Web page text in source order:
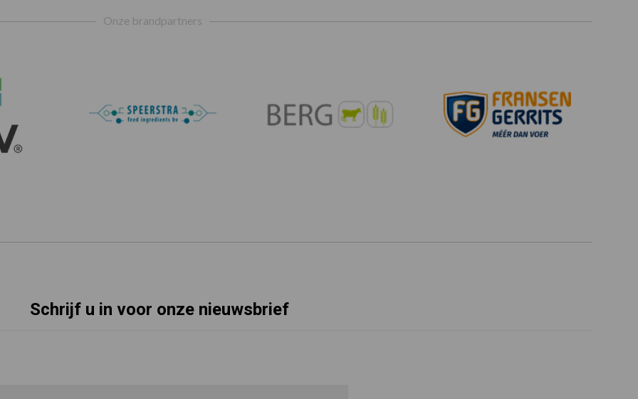
Onze brandpartners
Schrijf u in voor onze nieuwsbrief